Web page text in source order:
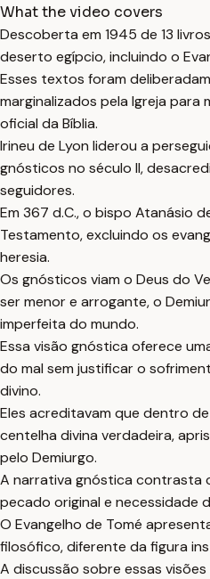
What the video covers
Descoberta em 1945 de 13
deserto egípcio, incluindo o
Esses textos foram
marginalizados pela Igreja para
oficial da Bíblia.
Irineu de Lyon liderou a
gnósticos no século II,
seguidores.
Em 367 d.C., o bispo Atanásio
Testamento, excluindo os
heresia.
Os gnósticos viam o Deus do
ser menor e arrogante, o
imperfeita do mundo.
Essa visão gnóstica oferece
do mal sem justificar o
divino.
Eles acreditavam que dentro
centelha divina verdadeira,
pelo Demiurgo.
A narrativa gnóstica contrasta
pecado original e necessidade
O Evangelho de Tomé
filosófico, diferente da figura
A discussão sobre essas